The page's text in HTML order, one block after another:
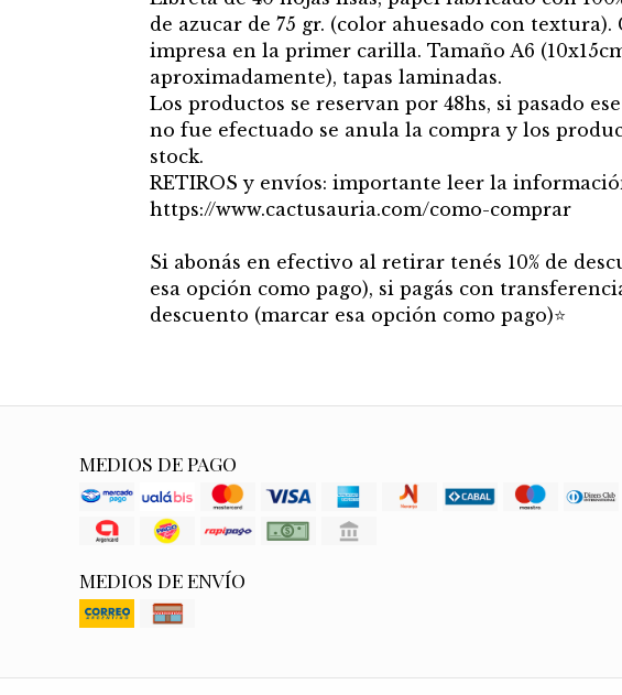
de azucar de 75 gr. (color ahuesado con textura).
impresa en la primer carilla. Tamaño A6
aproximadamente), tapas laminadas.
Los productos se reservan por 48hs, si pasado
no fue efectuado se anula la compra y los
stock.
RETIROS y envíos: importante leer la
https://www.cactusauria.com/como-comprar
Si abonás en efectivo al retirar tenés 10% de
esa opción como pago), si pagás con
descuento (marcar esa opción como pago)⭐
MEDIOS DE PAGO
MEDIOS DE ENVÍO